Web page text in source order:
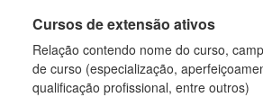
Cursos de extensão ativos
Relação contendo nome do curso,
de curso (especialização,
qualificação profissional, entre outros)